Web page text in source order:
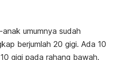
umumnya sudah
berjumlah 20 gigi. Ada 10
gigi pada rahang bawah.